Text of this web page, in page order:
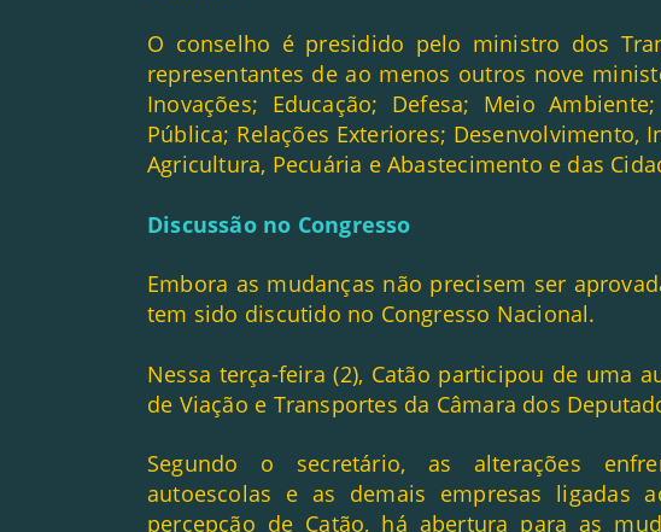
O conselho é presidido pelo ministro dos
representantes de ao menos outros nove
Inovações; Educação; Defesa; Meio
Pública; Relações Exteriores; Desenvolvimento,
Agricultura, Pecuária e Abastecimento e das
Discussão no Congresso
Embora as mudanças não precisem ser
tem sido discutido no Congresso Nacional.
Nessa terça-feira (2), Catão participou de uma
de Viação e Transportes da Câmara dos
Segundo o secretário, as alterações
autoescolas e as demais empresas ligadas
percepção de Catão, há abertura para as